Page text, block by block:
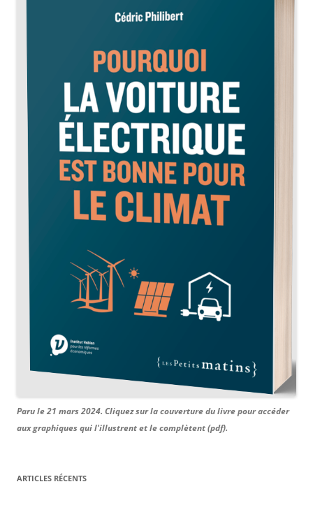
Paru le 21 mars 2024. Cliquez sur la couverture du livre pour accéder
aux graphiques qui l'illustrent et le complètent (pdf).
ARTICLES RÉCENTS